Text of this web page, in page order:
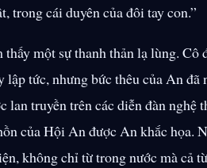
trong cái duyên của đôi tay con.”
một sự thanh thản lạ lùng.
lập tức, nhưng bức thêu của An
lan truyền trên các diễn đàn
của Hội An được An khắc họa.
không chỉ từ trong nước mà cả